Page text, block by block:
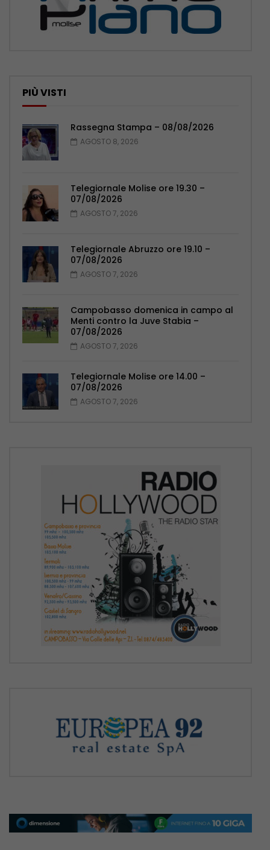
PIÙ VISTI
Rassegna Stampa – 08/08/2026
AGOSTO 8, 2026
Telegiornale Molise ore 19.30 –
07/08/2026
AGOSTO 7, 2026
Telegiornale Abruzzo ore 19.10 –
07/08/2026
AGOSTO 7, 2026
Campobasso domenica in campo al
Menti contro la Juve Stabia –
07/08/2026
AGOSTO 7, 2026
Telegiornale Molise ore 14.00 –
07/08/2026
AGOSTO 7, 2026